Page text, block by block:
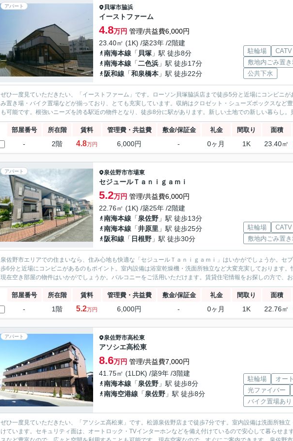
アパート 貝塚市脇浜
イーストファーム
4.8万円 管理/共益費6,000円
23.40㎡ (1K) /築23年 /2階建
南海本線 「 貝塚 」駅 徒歩8分
南海本線 「二色浜 」駅 徒歩17分
阪和線 「和泉橋本 」駅 徒歩22分
駐輪場 CATV
敷地内ごみ置
公共下水
ぜひ一度見ていただきたい、「イーストファーム」です。ローソン貝塚脇浜店まで徒歩5分と近場にコンビニ
み置き場・バイク置場などが揃っており、とても充実しています。収納はクロゼット・シューズボックスなど
も可能です。根強いニーズを誇る駅近の物件となり、徒歩8分に駅があります。新しい土地での新しい暮らし。
部屋番号 所在階 賃料 管理費・共益費 敷金/保証金 礼金 間取り 面積
- 2階 4.8万円 6,000円 - 0ヶ月 1K 23.40㎡
アパート 泉佐野市市場東
セジュールＴａｎｉｇａｍｉ
5.2万円 管理/共益費6,000円
22.76㎡ (1K) /築25年 /2階建
南海本線 「泉佐野 」駅 徒歩13分
南海本線 「井原里 」駅 徒歩25分
阪和線 「 日根野 」駅 徒歩30分
駐輪場 CATV
敷地内ごみ置
泉佐野市エリアでの住まいなら、住み心地も快適な「セジュールＴａｎｉｇａｍｉ」はいかがでしょうか。セ
歩6分と近場にコンビニがあるのもポイント。室内設備は浴室乾燥機・洗面所独立など大変充実しております。
現在空き部屋の物件はいかがでしょうか。バルコニーをご活用いただけます。賃貸住宅情報をお探しの方で、
部屋番号 所在階 賃料 管理費・共益費 敷金/保証金 礼金 間取り 面積
- 1階 5.2万円 6,000円 - 0ヶ月 1K 22.76㎡
アパート 泉佐野市高松東
アソシエ高松東
8.6万円 管理/共益費7,000円
41.75㎡ (1LDK) /築9年 /3階建
南海本線 「泉佐野 」駅 徒歩8分
南海空港線 「泉佐野 」駅 徒歩8分
駐輪場 オー
光ファイバー
バイク置場あり
ぜひ一度見ていただきたい、「アソシエ高松東」です。松源泉佐野店まで徒歩7分です。室内設備は洗面所独
けています。セキュリティ面は、オートロック・TVインターホンなどを備え付けているので安心して暮らせま